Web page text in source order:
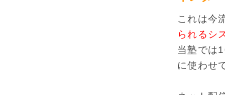
これは今
られるシ
当塾では
に使わせ